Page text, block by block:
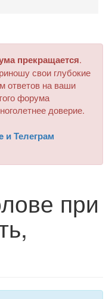
прекращается.
свои глубокие
ответов на ваши
форума
доверие.
и Телеграм
при